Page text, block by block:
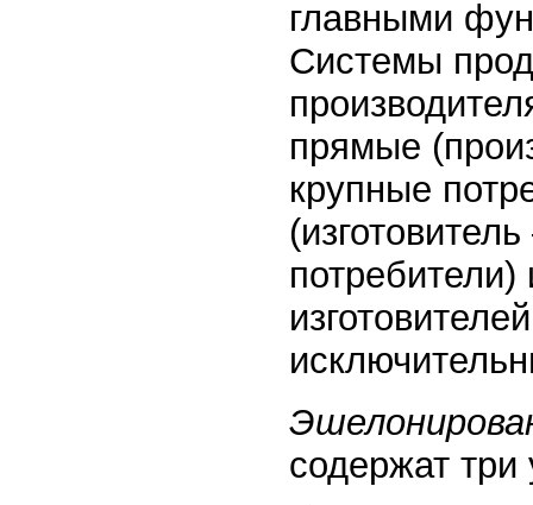
главными
Системы
прямые
крупные
содержат три